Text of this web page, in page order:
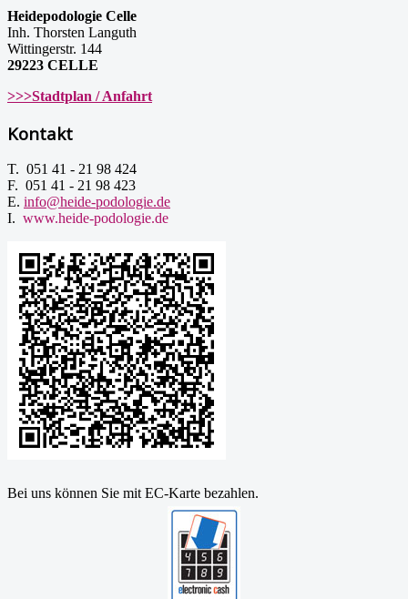
Heidepodologie Celle
Inh. Thorsten Languth
Wittingerstr. 144
29223 CELLE
>>>Stadtplan / Anfahrt
Kontakt
T. 051 41 - 21 98 424
F. 051 41 - 21 98 423
E. info@heide-podologie.de
I. www.heide-podologie.de
Bei uns können Sie mit EC-Karte bezahlen.